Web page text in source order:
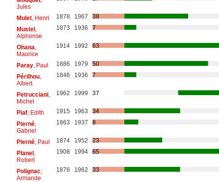
Jules
Mulet, Henri 1878 1967
38
Mustel,
Alphonse
1873 1936 7
Ohana
Maurice
1914 1992 63
Paray, Paul 1886 1979
50
Périlhou,
Albert
1846 1936 7
Petrucciani,
Michel
1962 1999 37
Piaf, Edith 1915 1963
34
Pierné,
Gabriel
1863 1937 8
Pierné, Paul 1874 1952
23
Planel,
Robert
1908 1994 65
Polignac,
Armande
1876 1962 33